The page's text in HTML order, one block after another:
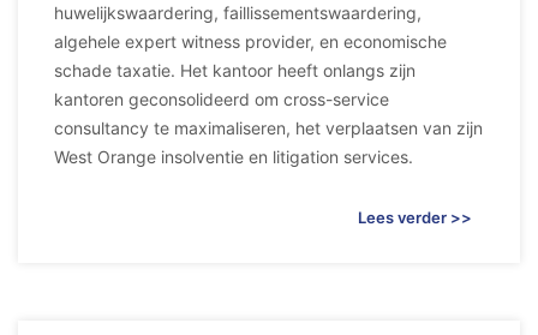
huwelijkswaardering, faillissementswaardering,
algehele expert witness provider, en economische
schade taxatie. Het kantoor heeft onlangs zijn
kantoren geconsolideerd om cross-service
consultancy te maximaliseren, het verplaatsen van zijn
West Orange insolventie en litigation services.
Lees verder >>